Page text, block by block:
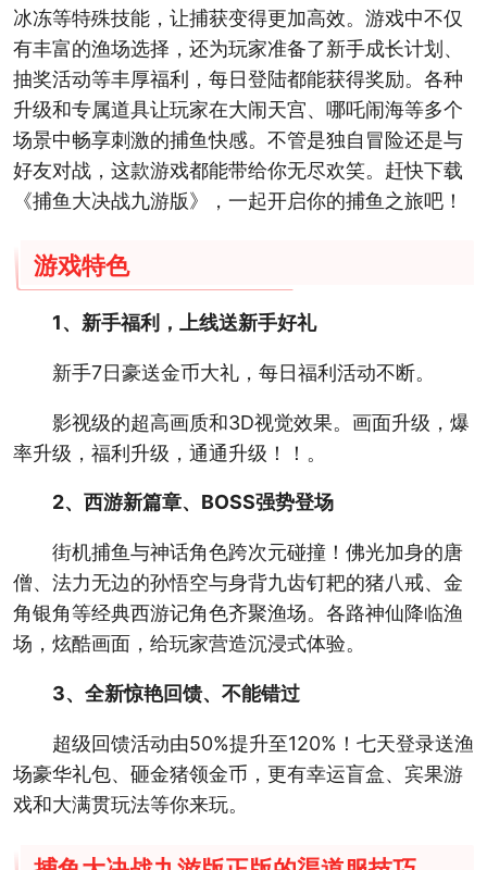
冰冻等特殊技能，让捕获变得更加高效。游戏中不仅
有丰富的渔场选择，还为玩家准备了新手成长计划、
抽奖活动等丰厚福利，每日登陆都能获得奖励。各种
升级和专属道具让玩家在大闹天宫、哪吒闹海等多个
场景中畅享刺激的捕鱼快感。不管是独自冒险还是与
好友对战，这款游戏都能带给你无尽欢笑。赶快下载
《捕鱼大决战九游版》，一起开启你的捕鱼之旅吧！
游戏特色
1、新手福利，上线送新手好礼
新手7日豪送金币大礼，每日福利活动不断。
影视级的超高画质和3D视觉效果。画面升级，爆
率升级，福利升级，通通升级！！。
2、西游新篇章、BOSS强势登场
街机捕鱼与神话角色跨次元碰撞！佛光加身的唐
僧、法力无边的孙悟空与身背九齿钉耙的猪八戒、金
角银角等经典西游记角色齐聚渔场。各路神仙降临渔
场，炫酷画面，给玩家营造沉浸式体验。
3、全新惊艳回馈、不能错过
超级回馈活动由50%提升至120%！七天登录送渔
场豪华礼包、砸金猪领金币，更有幸运盲盒、宾果游
戏和大满贯玩法等你来玩。